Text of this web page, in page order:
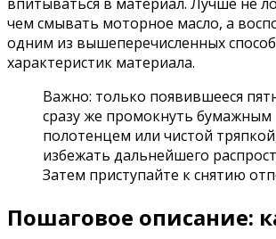
чем смывать моторное масло, а
одним из вышеперечисленных
характеристик материала.
Важно: только появившееся
сразу же промокнуть бумажным
полотенцем или чистой
избежать дальнейшего
Затем приступайте к снятию
Пошаговое описание: